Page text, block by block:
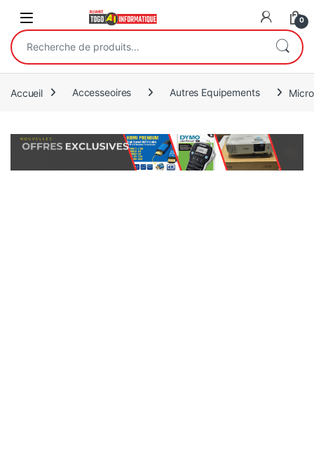
Open 0
Recherche pour :
Accueil Accesseoires Autres Equipements